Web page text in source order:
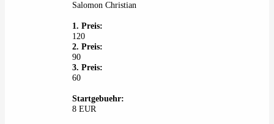
Salomon Christian
1. Preis:
120
2. Preis:
90
3. Preis:
60
Startgebuehr:
8 EUR